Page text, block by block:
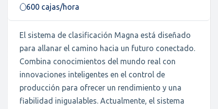
600 cajas/hora
El sistema de clasificación Magna está diseñado
para allanar el camino hacia un futuro conectado.
Combina conocimientos del mundo real con
innovaciones inteligentes en el control de
producción para ofrecer un rendimiento y una
fiabilidad inigualables. Actualmente, el sistema